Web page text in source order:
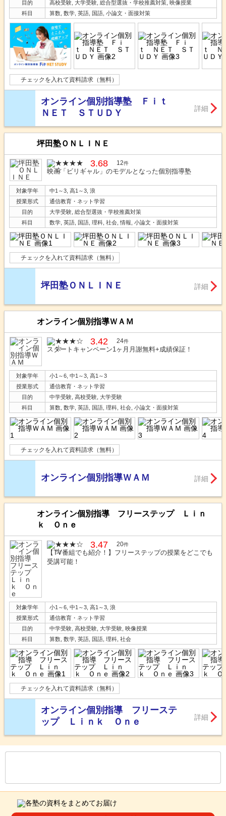
目的
高校受験, 大学受験, 総合型選抜・学校推薦対策, 映像授業
科目
算数, 数学, 英語, 国語, 小論文・面接対策
チェックを入れて資料請求（無料）
オンライン個別指導塾 Ｆｉｔ
ＮＥＴ ＳＴＵＤＹ
詳細
坪田塾ＯＮＬＩＮＥ
3.68 12件
映画「ビリギャル」のモデルとなった個別指導塾
対象学年
中1～3, 高1～3, 浪
授業形式
通信教育・ネット学習
目的
大学受験, 総合型選抜・学校推薦対策
科目
数学, 英語, 国語, 理科, 社会, 情報, 小論文・面接対策
チェックを入れて資料請求（無料）
坪田塾ＯＮＬＩＮＥ 詳細
オンライン個別指導ＷＡＭ
3.42 24件
スタートキャンペーン1ヶ月月謝無料+成績保証！
対象学年
小1～6, 中1～3, 高1～3
授業形式
通信教育・ネット学習
目的
中学受験, 高校受験, 大学受験
科目
算数, 数学, 英語, 国語, 理科, 社会, 小論文・面接対策
チェックを入れて資料請求（無料）
オンライン個別指導ＷＡＭ 詳細
オンライン個別指導 フリーステップ Ｌｉｎ
ｋ Ｏｎｅ
3.47 20件
【TV番組でも紹介！】フリーステップの授業をどこでも
受講可能！
対象学年
小1～6, 中1～3, 高1～3, 浪
授業形式
通信教育・ネット学習
目的
中学受験, 高校受験, 大学受験, 映像授業
科目
算数, 数学, 英語, 国語, 理科, 社会
チェックを入れて資料請求（無料）
オンライン個別指導 フリーステ
ップ Ｌｉｎｋ Ｏｎｅ
詳細